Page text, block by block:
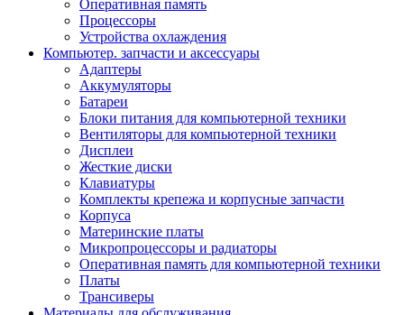
Оперативная память
Процессоры
Устройства охлаждения
Компьютер. запчасти и аксессуары
Адаптеры
Аккумуляторы
Батареи
Блоки питания для компьютерной техники
Вентиляторы для компьютерной техники
Дисплеи
Жесткие диски
Клавиатуры
Комплекты крепежа и корпусные запчасти
Корпуса
Материнские платы
Микропроцессоры и радиаторы
Оперативная память для компьютерной техники
Платы
Трансиверы